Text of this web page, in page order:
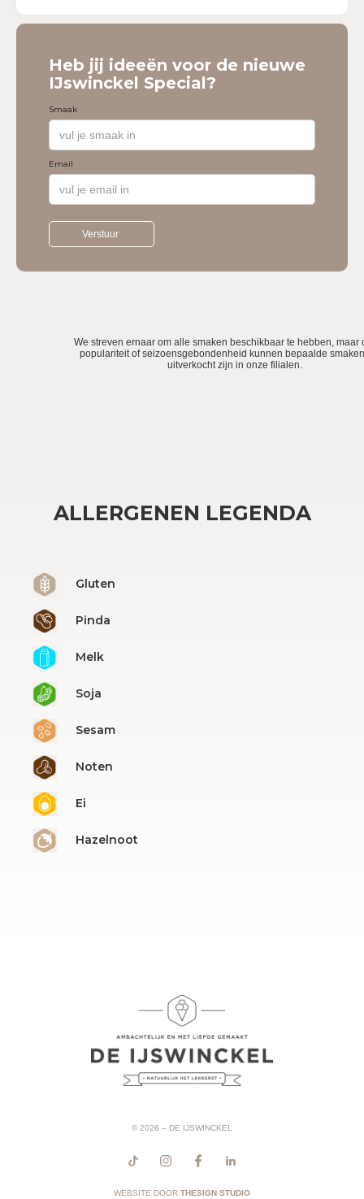
Heb jij ideeën voor de nieuwe
IJswinckel Special?
Smaak
Email
We streven ernaar om alle smaken beschikbaar te hebben, maar
populariteit of seizoensgebondenheid kunnen bepaalde
uitverkocht zijn in onze filialen.
ALLERGENEN LEGENDA
Gluten
Pinda
Melk
Soja
Sesam
Noten
Ei
Hazelnoot
© 2026 – DE IJSWINCKEL
WEBSITE DOOR THESIGN STUDIO